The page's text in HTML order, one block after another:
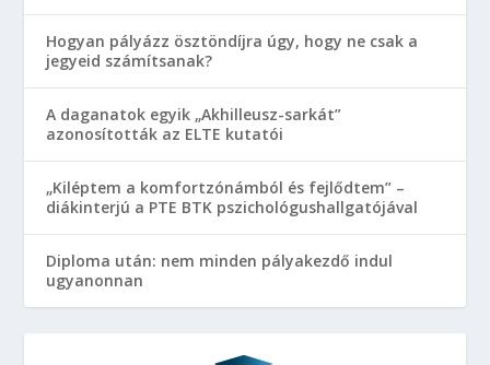
Hogyan pályázz ösztöndíjra úgy, hogy ne csak a
jegyeid számítsanak?
A daganatok egyik „Akhilleusz-sarkát”
azonosították az ELTE kutatói
„Kiléptem a komfortzónámból és fejlődtem” –
diákinterjú a PTE BTK pszichológushallgatójával
Diploma után: nem minden pályakezdő indul
ugyanonnan